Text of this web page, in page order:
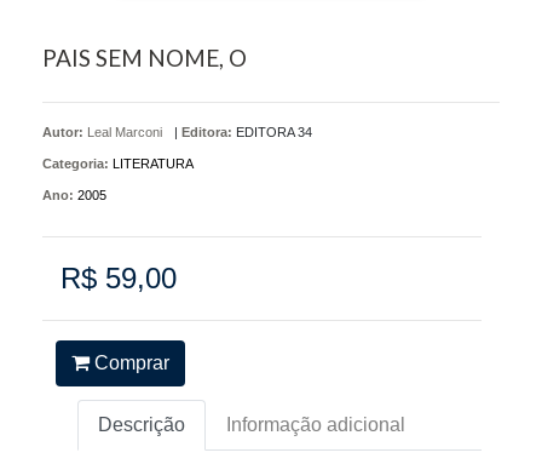
PAIS SEM NOME, O
Autor: Leal Marconi | Editora: EDITORA 34
Categoria: LITERATURA
Ano: 2005
R$ 59,00
Comprar
Descrição Informação adicional